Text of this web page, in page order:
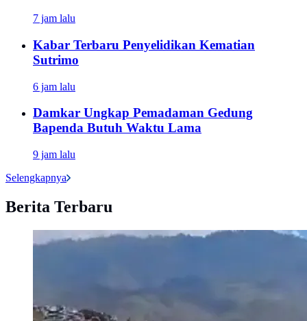
7 jam lalu
Kabar Terbaru Penyelidikan Kematian
Sutrimo
6 jam lalu
Damkar Ungkap Pemadaman Gedung
Bapenda Butuh Waktu Lama
9 jam lalu
Selengkapnya
Berita Terbaru